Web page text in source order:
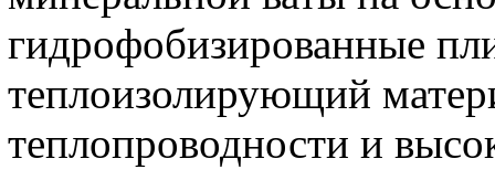
гидрофобизированные
теплоизолирующий
теплопроводности и